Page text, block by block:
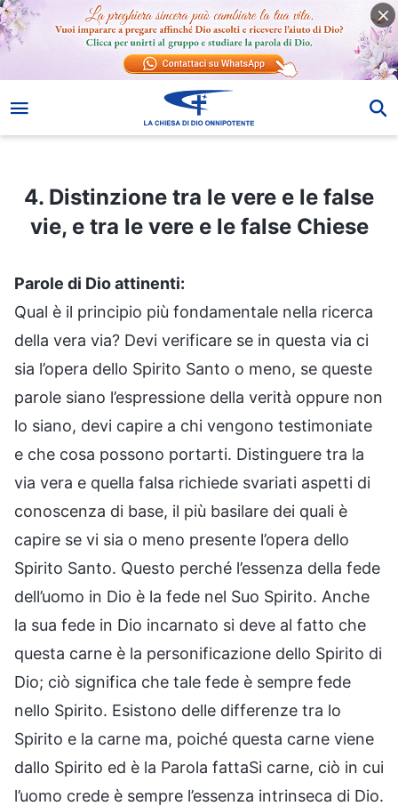
4. Distinzione tra le vere e le false
vie, e tra le vere e le false Chiese
Parole di Dio attinenti:
Qual è il principio più fondamentale nella ricerca
della vera via? Devi verificare se in questa via ci
sia l’opera dello Spirito Santo o meno, se queste
parole siano l’espressione della verità oppure non
lo siano, devi capire a chi vengono testimoniate
e che cosa possono portarti. Distinguere tra la
via vera e quella falsa richiede svariati aspetti di
conoscenza di base, il più basilare dei quali è
capire se vi sia o meno presente l’opera dello
Spirito Santo. Questo perché l’essenza della fede
dell’uomo in Dio è la fede nel Suo Spirito. Anche
la sua fede in Dio incarnato si deve al fatto che
questa carne è la personificazione dello Spirito di
Dio; ciò significa che tale fede è sempre fede
nello Spirito. Esistono delle differenze tra lo
Spirito e la carne ma, poiché questa carne viene
dallo Spirito ed è la Parola fattaSi carne, ciò in cui
l’uomo crede è sempre l’essenza intrinseca di Dio.